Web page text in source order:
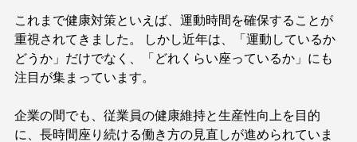
これまで健康対策といえば、運動時間を確保することが
重視されてきました。 しかし近年は、「運動しているか
どうか」だけでなく、「どれくらい座っているか」にも
注目が集まっています。
企業の間でも、従業員の健康維持と生産性向上を目的
に、長時間座り続ける働き方の見直しが進められていま